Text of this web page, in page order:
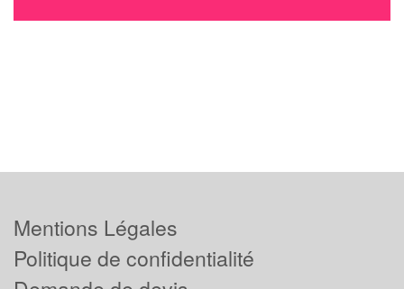
Mentions Légales
Politique de confidentialité